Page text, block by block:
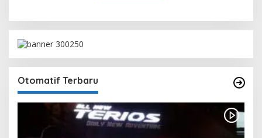
Otomatif Terbaru